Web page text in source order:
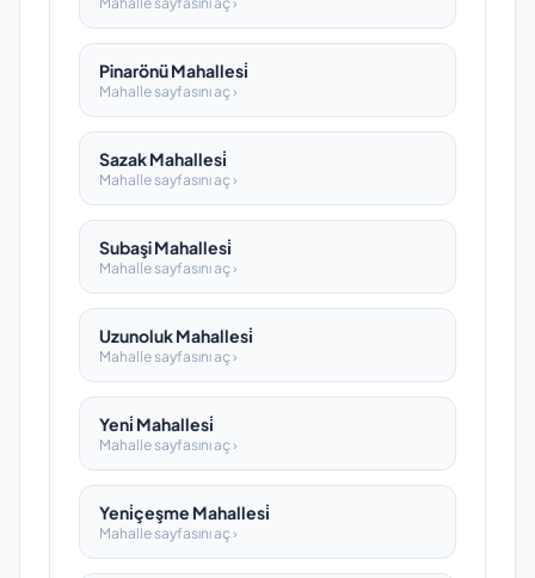
Pinarönü Mahallesi̇
Mahalle sayfasını aç ›
Sazak Mahallesi̇
Mahalle sayfasını aç ›
Subaşi Mahallesi̇
Mahalle sayfasını aç ›
Uzunoluk Mahallesi̇
Mahalle sayfasını aç ›
Yeni̇ Mahallesi̇
Mahalle sayfasını aç ›
Yeni̇çeşme Mahallesi̇
Mahalle sayfasını aç ›